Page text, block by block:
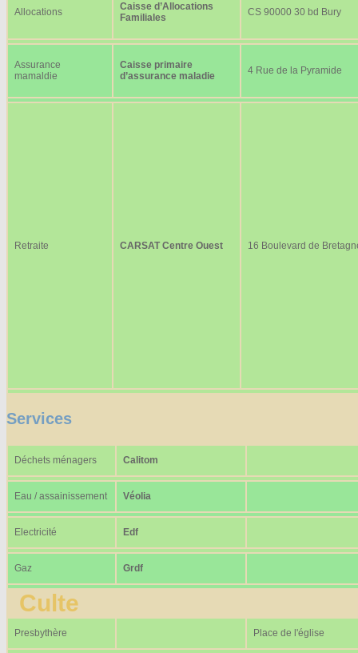
Allocations
Caisse d’Allocations
Familiales
CS 90000 30 bd Bury
Assurance
mamaldie
Caisse primaire
d’assurance maladie
4 Rue de la Pyramide
Retraite CARSAT Centre Ouest 16 Boulevard de
Services
Déchets ménagers Calitom
Eau / assainissement Véolia
Electricité Edf
Gaz Grdf
Culte
Presbythère Place de l'église